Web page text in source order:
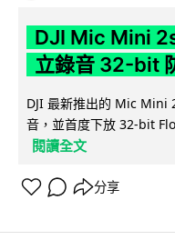
DJI Mic Mini
立錄音 32-bit
DJI 最新推出的 Mic Mini
音，並首度下放 32-bit
閱讀全文
分享